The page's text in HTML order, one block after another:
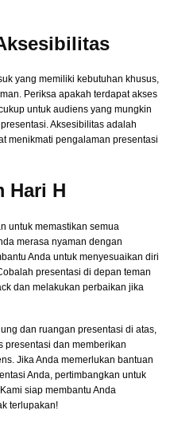
yang memiliki kebutuhan khusus,
Periksa apakah terdapat akses
untuk audiens yang mungkin
Aksesibilitas adalah
menikmati pengalaman presentasi
Hari H
untuk memastikan semua
merasa nyaman dengan
Anda untuk menyesuaikan diri
presentasi di depan teman
dan melakukan perbaikan jika
dan ruangan presentasi di atas,
presentasi dan memberikan
Jika Anda memerlukan bantuan
Anda, pertimbangkan untuk
siap membantu Anda
terlupakan!